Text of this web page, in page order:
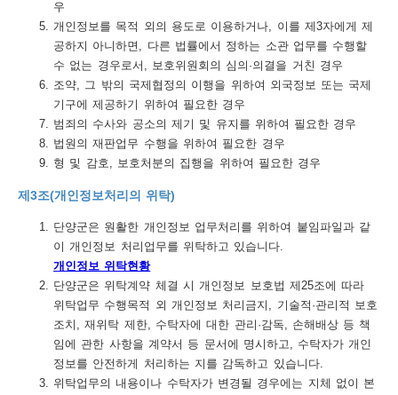
우
개인정보를 목적 외의 용도로 이용하거나, 이를 제3자에게 제
공하지 아니하면, 다른 법률에서 정하는 소관 업무를 수행할
수 없는 경우로서, 보호위원회의 심의·의결을 거친 경우
조약, 그 밖의 국제협정의 이행을 위하여 외국정보 또는 국제
기구에 제공하기 위하여 필요한 경우
범죄의 수사와 공소의 제기 및 유지를 위하여 필요한 경우
법원의 재판업무 수행을 위하여 필요한 경우
형 및 감호, 보호처분의 집행을 위하여 필요한 경우
제3조(개인정보처리의 위탁)
단양군은 원활한 개인정보 업무처리를 위하여 붙임파일과 같
이 개인정보 처리업무를 위탁하고 있습니다.
개인정보 위탁현황
단양군은 위탁계약 체결 시 개인정보 보호법 제25조에 따라
위탁업무 수행목적 외 개인정보 처리금지, 기술적·관리적 보호
조치, 재위탁 제한, 수탁자에 대한 관리·감독, 손해배상 등 책
임에 관한 사항을 계약서 등 문서에 명시하고, 수탁자가 개인
정보를 안전하게 처리하는 지를 감독하고 있습니다.
위탁업무의 내용이나 수탁자가 변경될 경우에는 지체 없이 본
침
저
메